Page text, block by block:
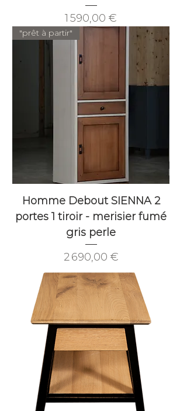
Prix
1 590,00 €
"prêt à partir"
Homme Debout SIENNA 2
portes 1 tiroir - merisier fumé
gris perle
Prix
2 690,00 €